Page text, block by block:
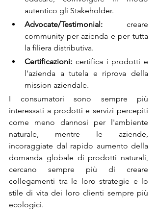
autentico gli Stakeholder.
Advocate/Testimonial: creare
community per azienda e per tutta
la filiera distributiva.
Certificazioni: certifica i prodotti e
l’azienda a tutela e riprova della
mission aziendale.
I consumatori sono sempre più
interessati a prodotti e servizi percepiti
come meno dannosi per l'ambiente
naturale, mentre le aziende,
incoraggiate dal rapido aumento della
domanda globale di prodotti naturali,
cercano sempre più di creare
collegamenti tra le loro strategie e lo
stile di vita dei loro clienti sempre più
ecologici.